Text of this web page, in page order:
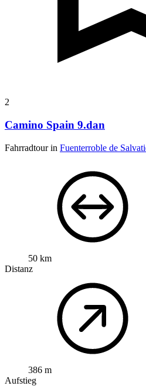
2
Camino Spain 9.dan
Fahrradtour in Fuenterroble de
50 km
Distanz
386 m
Aufstieg